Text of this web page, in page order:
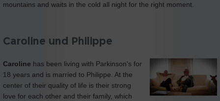
mountains and waits in the cold all night for the right moment.
Caroline und Philippe
Caroline has been living with Parkinson's for
18 years and is married to Philippe. At the
center of their quality of life is their strong
love for each other and their family, which